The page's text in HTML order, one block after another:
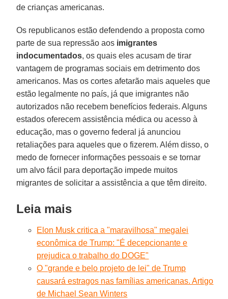
de crianças americanas.
Os republicanos estão defendendo a proposta como
parte de sua repressão aos imigrantes
indocumentados, os quais eles acusam de tirar
vantagem de programas sociais em detrimento dos
americanos. Mas os cortes afetarão mais aqueles que
estão legalmente no país, já que imigrantes não
autorizados não recebem benefícios federais. Alguns
estados oferecem assistência médica ou acesso à
educação, mas o governo federal já anunciou
retaliações para aqueles que o fizerem. Além disso, o
medo de fornecer informações pessoais e se tornar
um alvo fácil para deportação impede muitos
migrantes de solicitar a assistência a que têm direito.
Leia mais
Elon Musk critica a "maravilhosa" megalei
econômica de Trump: "É decepcionante e
prejudica o trabalho do DOGE"
O "grande e belo projeto de lei" de Trump
causará estragos nas famílias americanas. Artigo
de Michael Sean Winters